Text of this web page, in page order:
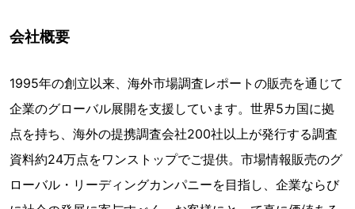
会社概要
1995年の創立以来、海外市場調査レポートの販売を通じて
企業のグローバル展開を支援しています。世界5カ国に拠
点を持ち、海外の提携調査会社200社以上が発行する調査
資料約24万点をワンストップでご提供。市場情報販売のグ
ローバル・リーディングカンパニーを目指し、企業ならび